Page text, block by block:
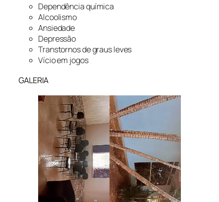
Dependência química
Alcoolismo
Ansiedade
Depressão
Transtornos de graus leves
Vício em jogos
GALERIA